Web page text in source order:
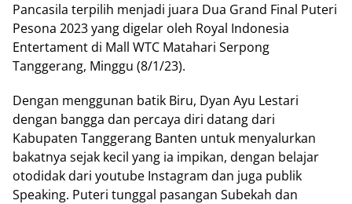
Pancasila terpilih menjadi juara Dua Grand Final Puteri
Pesona 2023 yang digelar oleh Royal Indonesia
Entertament di Mall WTC Matahari Serpong
Tanggerang, Minggu (8/1/23).
Dengan menggunan batik Biru, Dyan Ayu Lestari
dengan bangga dan percaya diri datang dari
Kabupaten Tanggerang Banten untuk menyalurkan
bakatnya sejak kecil yang ia impikan, dengan belajar
otodidak dari youtube Instagram dan juga publik
Speaking. Puteri tunggal pasangan Subekah dan